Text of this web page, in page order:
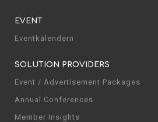
EVENT
Eventkalendern
SOLUTION PROVIDERS
Event / Advertisement Packages
Annual Conferences
Member Insights